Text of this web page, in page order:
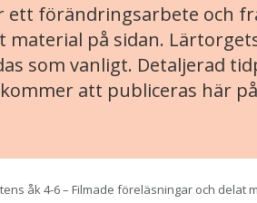
ett förändringsarbete och
material på sidan.
som vanligt. Detaljerad
att publiceras här
åk 4-6 – Filmade föreläsningar och delat